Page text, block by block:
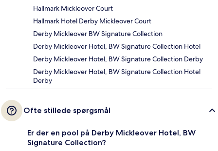
Hallmark Mickleover Court
Hallmark Hotel Derby Mickleover Court
Derby Mickleover BW Signature Collection
Derby Mickleover Hotel, BW Signature Collection Hotel
Derby Mickleover Hotel, BW Signature Collection Derby
Derby Mickleover Hotel, BW Signature Collection Hotel
Derby
Ofte stillede spørgsmål
Er der en pool på Derby Mickleover Hotel, BW
Signature Collection?